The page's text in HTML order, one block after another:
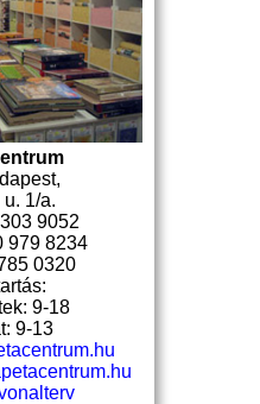
1/a.
9052
979 8234
0320
9-18
9-13